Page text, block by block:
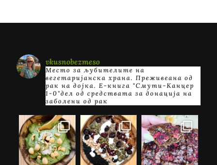
vkusnobezmeso
Место за љубителите на
вегетаријанска храна. Преживеана од
рак на дојка. E-книга "Смути-Канцер
1-0"дел од средствата за донација на
заболени од рак